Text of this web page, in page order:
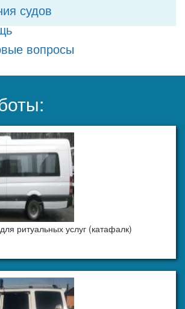
судов
вопросы
ритуальных услуг (катафалк)